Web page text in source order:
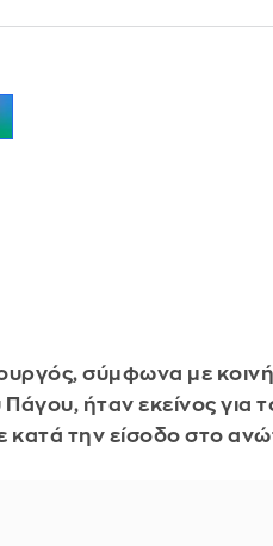
σύμφωνα με
ήταν εκείνος για
κατά την είσοδο στο